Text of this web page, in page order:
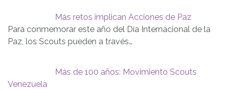
Más retos implican Acciones de Paz
Para conmemorar este año del Día Internacional de la
Paz, los Scouts pueden a través…
Más de 100 años: Movimiento Scouts
Venezuela